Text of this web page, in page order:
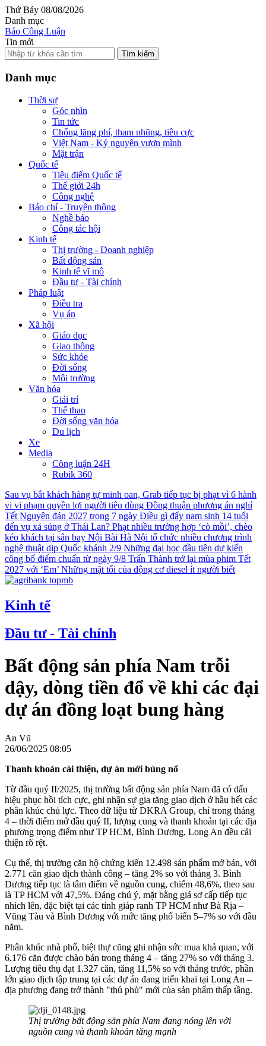
Thứ Bảy 08/08/2026
Danh mục
Báo Công Luận
Tin mới
Tìm kiếm
Danh mục
Thời sự
Góc nhìn
Tin tức
Chống lãng phí, tham nhũng, tiêu cực
Việt Nam - Kỷ nguyên vươn mình
Mặt trận
Quốc tế
Tiêu điểm Quốc tế
Thế giới 24h
Công nghệ
Báo chí - Truyền thông
Nghề báo
Công tác hội
Kinh tế
Thị trường - Doanh nghiệp
Bất động sản
Kinh tế vĩ mô
Đầu tư - Tài chính
Pháp luật
Điều tra
Vụ án
Xã hội
Giáo dục
Giao thông
Sức khỏe
Đời sống
Môi trường
Văn hóa
Giải trí
Thể thao
Đời sống văn hóa
Du lịch
Xe
Media
Công luận 24H
Rubik 360
Sau vụ bắt khách hàng tự minh oan, Grab tiếp tục bị phạt vì 6 hành
vi vi phạm quyền lợi người tiêu dùng Đồng thuận phương án nghỉ
Tết Nguyên đán 2027 trong 7 ngày Điều gì đẩy nam sinh 14 tuổi
đến vụ xả súng ở Thái Lan? Phạt nhiều trường hợp ‘cò mồi’, chèo
kéo khách tại sân bay Nội Bài Hà Nội tổ chức nhiều chương trình
nghệ thuật dịp Quốc khánh 2/9 Những đại học đầu tiên dự kiến
công bố điểm chuẩn từ ngày 9/8 Trấn Thành trở lại mùa phim Tết
2027 với ‘Em’ Những mặt tối của động cơ diesel ít người biết
Kinh tế
Đầu tư - Tài chính
Bất động sản phía Nam trỗi
dậy, dòng tiền đổ về khi các đại
dự án đồng loạt bung hàng
An Vũ
26/06/2025 08:05
Thanh khoản cải thiện, dự án mới bùng nổ
Từ đầu quý II/2025, thị trường bất động sản phía Nam đã có dấu
hiệu phục hồi tích cực, ghi nhận sự gia tăng giao dịch ở hầu hết các
phân khúc chủ lực. Theo dữ liệu từ DKRA Group, chỉ trong tháng
4 – thời điểm mở đầu quý II, lượng cung và thanh khoản tại các địa
phương trọng điểm như TP HCM, Bình Dương, Long An đều cải
thiện rõ rệt.
Cụ thể, thị trường căn hộ chứng kiến 12.498 sản phẩm mở bán, với
2.771 căn giao dịch thành công – tăng 2% so với tháng 3. Bình
Dương tiếp tục là tâm điểm về nguồn cung, chiếm 48,6%, theo sau
là TP HCM với 47,5%. Đáng chú ý, mặt bằng giá sơ cấp tiếp tục
nhích lên, đặc biệt tại các tỉnh giáp ranh TP HCM như Bà Rịa –
Vũng Tàu và Bình Dương với mức tăng phổ biến 5–7% so với đầu
năm.
Phân khúc nhà phố, biệt thự cũng ghi nhận sức mua khả quan, với
6.176 căn được chào bán trong tháng 4 – tăng 27% so với tháng 3.
Lượng tiêu thụ đạt 1.327 căn, tăng 11,5% so với tháng trước, phần
lớn giao dịch tập trung tại các dự án đang triển khai tại Long An –
địa phương đang trở thành "thủ phủ" mới của sản phẩm thấp tầng.
Thị trường bất động sản phía Nam đang nóng lên với
nguồn cung và thanh khoản tăng mạnh